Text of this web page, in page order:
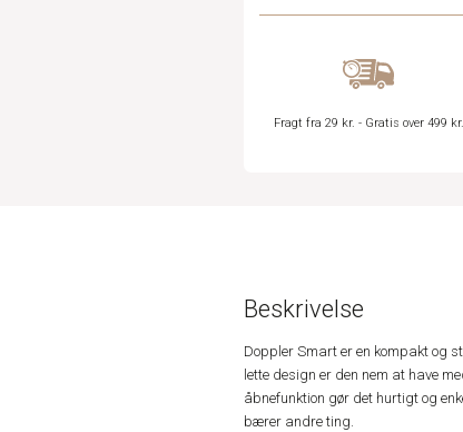
Fragt fra 29 kr. - Gratis over 499 kr.
Beskrivelse
Doppler Smart er en kompakt og
lette design er den nem at have
åbnefunktion gør det hurtigt og
bærer andre ting.